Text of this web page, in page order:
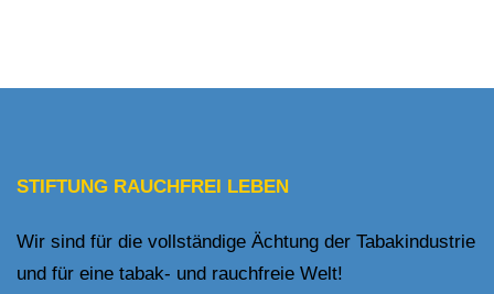
STIFTUNG RAUCHFREI LEBEN
Wir sind für die vollständige Ächtung der Tabakindustrie
und für eine tabak- und rauchfreie Welt!